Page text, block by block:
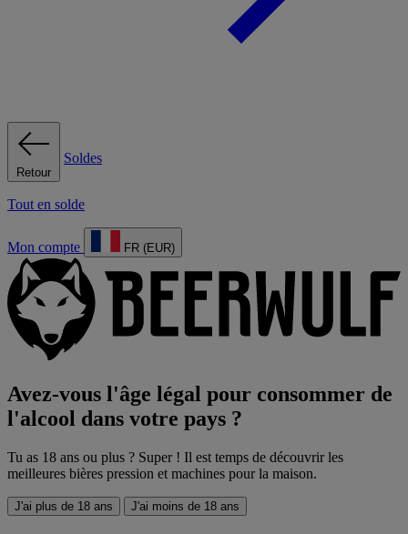
Retour
Soldes
Tout en solde
Mon compte FR (EUR)
Avez-vous l'âge légal pour consommer de
l'alcool dans votre pays ?
Tu as 18 ans ou plus ? Super ! Il est temps de découvrir les
meilleures bières pression et machines pour la maison.
J'ai plus de 18 ans J'ai moins de 18 ans